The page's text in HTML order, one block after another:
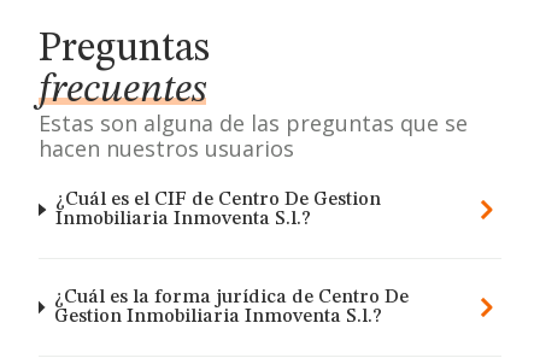
Preguntas
frecuentes
Estas son alguna de las preguntas que se
hacen nuestros usuarios
¿Cuál es el CIF de Centro De Gestion
Inmobiliaria Inmoventa S.l.?
¿Cuál es la forma jurídica de Centro De
Gestion Inmobiliaria Inmoventa S.l.?